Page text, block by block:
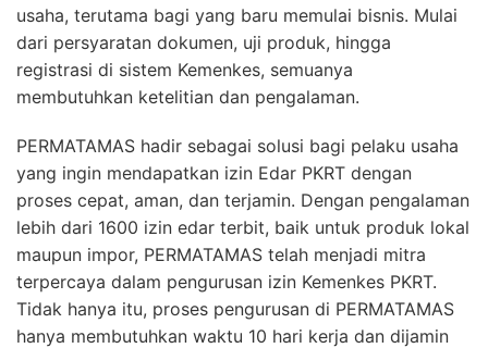
usaha, terutama bagi yang baru memulai bisnis. Mulai
dari persyaratan dokumen, uji produk, hingga
registrasi di sistem Kemenkes, semuanya
membutuhkan ketelitian dan pengalaman.
PERMATAMAS hadir sebagai solusi bagi pelaku usaha
yang ingin mendapatkan izin Edar PKRT dengan
proses cepat, aman, dan terjamin. Dengan pengalaman
lebih dari 1600 izin edar terbit, baik untuk produk lokal
maupun impor, PERMATAMAS telah menjadi mitra
terpercaya dalam pengurusan izin Kemenkes PKRT.
Tidak hanya itu, proses pengurusan di PERMATAMAS
hanya membutuhkan waktu 10 hari kerja dan dijamin